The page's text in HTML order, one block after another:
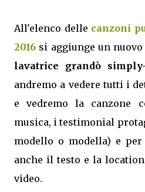
All'elenco delle canzoni
2016 si aggiunge un nuovo
lavatrice grandò
andremo a vedere tutti i
e vedremo la canzone
musica, i testimonial
modello o modella) e
anche il testo e la
video.